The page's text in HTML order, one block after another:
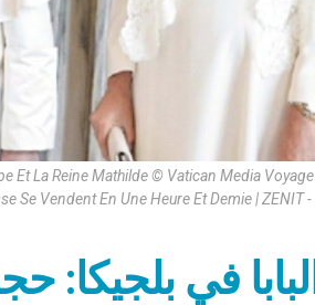
Et La Reine Mathilde © Vatican Media
Se Vendent En Une Heure Et Demie | ZENIT
البابا في